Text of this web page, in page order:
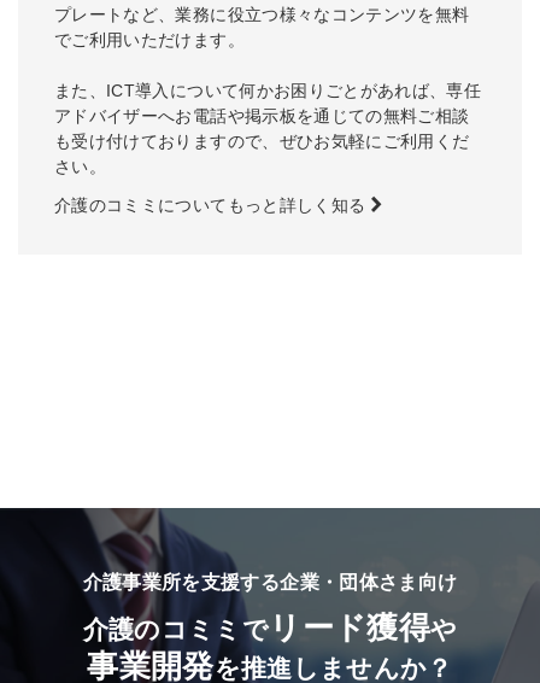
プレートなど、業務に役立つ様々なコンテンツを無料
でご利用いただけます。
また、ICT導入について何かお困りごとがあれば、専任
アドバイザーへお電話や掲示板を通じての無料ご相談
も受け付けておりますので、ぜひお気軽にご利用くだ
さい。
介護のコミミについてもっと詳しく知る
介護事業所を支援する企業・団体さま向け
介護のコミミでリード獲得や
事業開発を推進しませんか？